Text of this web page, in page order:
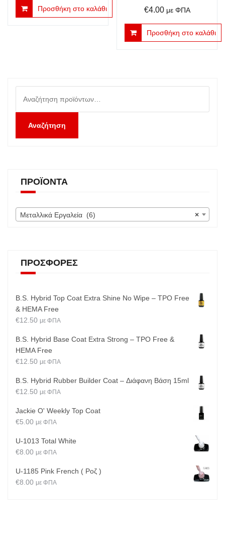
Προσθήκη στο καλάθι €4.00 με ΦΠΑ
Προσθήκη στο καλάθι
για:
Αναζήτηση
ΠΡΟΪΌΝΤΑ
×
Μεταλλικά Εργαλεία (6)
ΠΡΟΣΦΟΡΈΣ
B.S. Hybrid Top Coat Extra Shine No Wipe – TPO Free
& HEMA Free
€12.50 με ΦΠΑ
B.S. Hybrid Base Coat Extra Strong – TPO Free &
HEMA Free
€12.50 με ΦΠΑ
B.S. Hybrid Rubber Builder Coat – Διάφανη Βάση 15ml
€12.50 με ΦΠΑ
Jackie O' Weekly Top Coat
€5.00 με ΦΠΑ
U-1013 Total White
€8.00 με ΦΠΑ
U-1185 Pink French ( Ροζ )
€8.00 με ΦΠΑ